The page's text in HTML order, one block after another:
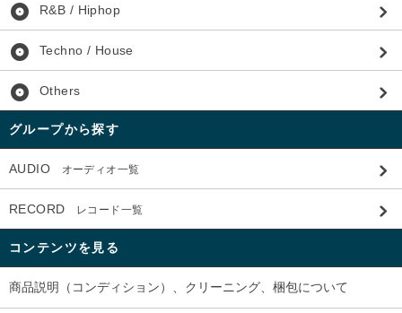
album R&B / Hiphop
album Techno / House
album Others
グループから探す
AUDIO オーディオ一覧
RECORD レコード一覧
コンテンツを見る
商品説明（コンディション）、クリーニング、梱包について